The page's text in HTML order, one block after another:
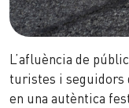
L’afluència de
turistes i seguidors
en una autèntica